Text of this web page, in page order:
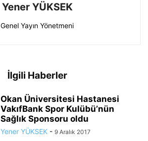
Yener YÜKSEK
Genel Yayın Yönetmeni
İlgili Haberler
Okan Üniversitesi Hastanesi
VakıfBank Spor Kulübü’nün
Sağlık Sponsoru oldu
Yener YÜKSEK - 9 Aralık 2017